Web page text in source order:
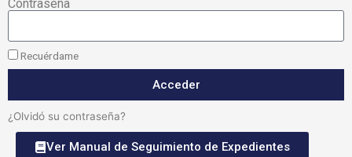
Contraseña
Recuérdame
Acceder
¿Olvidó su contraseña?
Ver Manual de Seguimiento de Expedientes